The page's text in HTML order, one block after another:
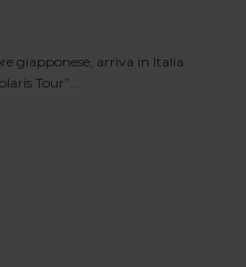
giapponese, arriva in Italia
Tour”...